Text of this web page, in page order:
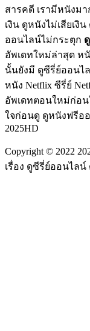
สารคดี เรามีหนังม
เงิน ดูหนังไม่เสียเ
ออนไลน์ไม่กระตุก
อัพเดทใหม่ล่าสุด ห
นั้นยังมี ดูซีรี่ย์ออนไ
หนัง Netflix ซีรี่ย์
อัพเดทตอนใหม่ก่อ
ใจก่อนดู ดูหนังฟรีอ
2025HD
Copyright © 2022
เรื่อง ดูซีรี่ย์ออนไลน์